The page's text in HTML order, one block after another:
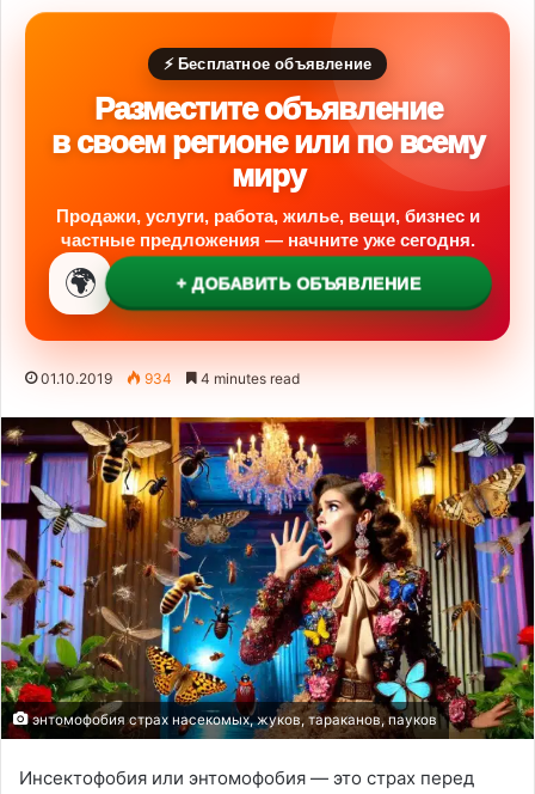
⚡ Бесплатное объявление
Разместите объявление
в своем регионе или по всему
миру
Продажи, услуги, работа, жилье, вещи, бизнес и
частные предложения — начните уже сегодня.
🌍 + ДОБАВИТЬ ОБЪЯВЛЕНИЕ
01.10.2019 934 4 minutes read
энтомофобия страх насекомых, жуков, тараканов, пауков
Инсектофобия или энтомофобия — это страх перед